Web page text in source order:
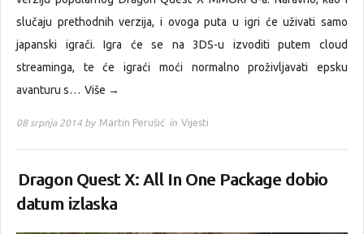
slučaju prethodnih verzija, i ovoga puta u igri će uživati samo
japanski igrači. Igra će se na 3DS-u izvoditi putem cloud
streaminga, te će igraći moći normalno proživljavati epsku
avanturu s… Više →
08 srpnja 2014 by Martin Perušić in Vijesti
Dragon Quest X: All In One Package dobio
datum izlaska